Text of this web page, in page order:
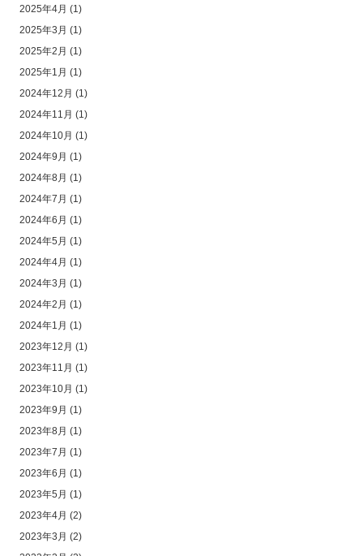
2025年4月 (1)
2025年3月 (1)
2025年2月 (1)
2025年1月 (1)
2024年12月 (1)
2024年11月 (1)
2024年10月 (1)
2024年9月 (1)
2024年8月 (1)
2024年7月 (1)
2024年6月 (1)
2024年5月 (1)
2024年4月 (1)
2024年3月 (1)
2024年2月 (1)
2024年1月 (1)
2023年12月 (1)
2023年11月 (1)
2023年10月 (1)
2023年9月 (1)
2023年8月 (1)
2023年7月 (1)
2023年6月 (1)
2023年5月 (1)
2023年4月 (2)
2023年3月 (2)